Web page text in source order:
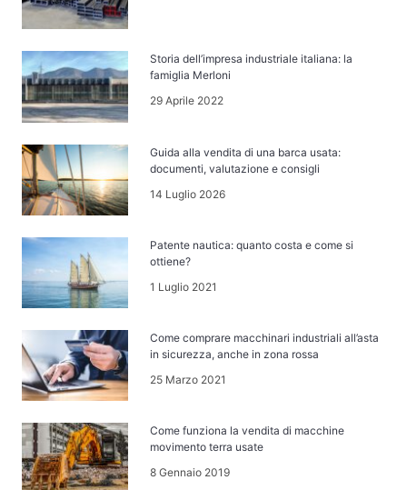
Storia dell’impresa industriale italiana: la
famiglia Merloni
29 Aprile 2022
Guida alla vendita di una barca usata:
documenti, valutazione e consigli
14 Luglio 2026
Patente nautica: quanto costa e come si
ottiene?
1 Luglio 2021
Come comprare macchinari industriali all’asta
in sicurezza, anche in zona rossa
25 Marzo 2021
Come funziona la vendita di macchine
movimento terra usate
8 Gennaio 2019